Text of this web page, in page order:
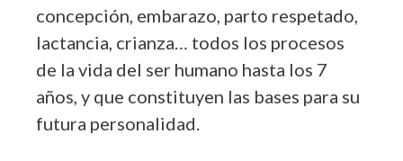
concepción, embarazo, parto respetado,
lactancia, crianza… todos los procesos
de la vida del ser humano hasta los 7
años, y que constituyen las bases para su
futura personalidad.